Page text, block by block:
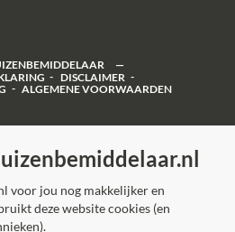
DISCLAIMER
ALGEMENE VOORWAARDEN
voor jou nog makkelijker en
deze website cookies (en